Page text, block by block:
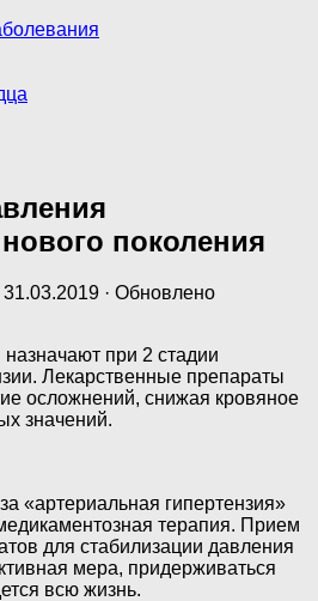
поколения
31.03.2019 · Обновлено
назначают при 2 стадии
Лекарственные препараты
осложнений, снижая кровяное
значений.
«артериальная гипертензия»
терапия. Прием
для стабилизации давления
мера, придерживаться
всю жизнь.